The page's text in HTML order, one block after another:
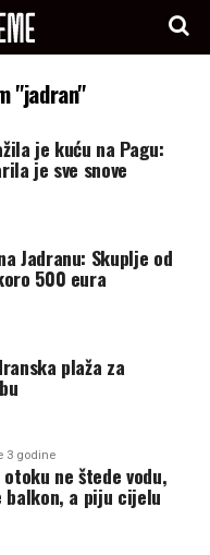
"jadran"
je kuću na Pagu:
je sve snove
Jadranu: Skuplje od
500 eura
plaža za
3 godine
ne štede vodu,
a piju cijelu